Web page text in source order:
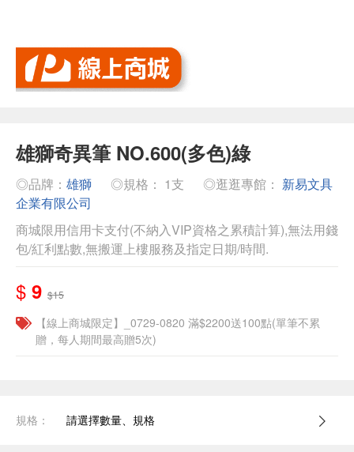
雄獅奇異筆 NO.600(多色)綠
◎品牌： 雄獅 ◎規格： 1支 ◎逛逛專館： 新易文具
企業有限公司
商城限用信用卡支付(不納入VIP資格之累積計算),無法用錢
包/紅利點數,無搬運上樓服務及指定日期/時間.
$ 9 $15
【線上商城限定】_0729-0820 滿$2200送100點(單筆不累
贈，每人期間最高贈5次)
規格： 請選擇數量、規格